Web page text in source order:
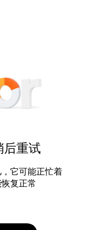
后重试
它可能正忙着
复正常